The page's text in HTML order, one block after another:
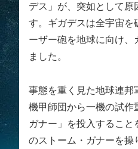
デス」が、突如として原
す。ギガデスは全宇宙を
ーザー砲を地球に向け、
ました。
事態を重く見た地球連邦
機甲師団から一機の試作
ガナー」を投入すること
のストーム・ガナーを操